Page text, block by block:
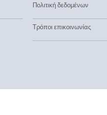
Πολιτική δεδομένων
Τρόποι επικοινωνίας